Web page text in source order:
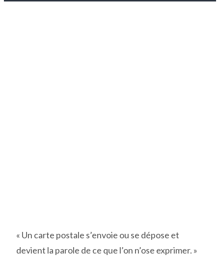
« Un carte postale s’envoie ou se dépose et
devient la parole de ce que l’on n’ose exprimer. »